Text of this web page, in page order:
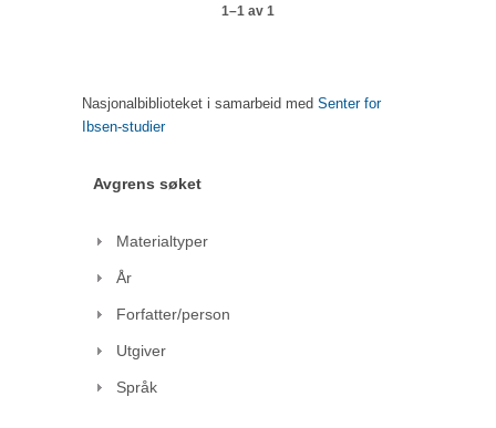
1–1 av 1
Nasjonalbiblioteket i samarbeid med Senter for
Ibsen-studier
Avgrens søket
Materialtyper
År
Forfatter/person
Utgiver
Språk